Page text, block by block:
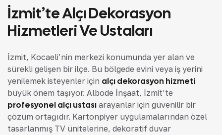
İzmit’te Alçı Dekorasyon
Hizmetleri Ve Ustaları
İzmit, Kocaeli’nin merkezi konumunda yer alan ve
sürekli gelişen bir ilçe. Bu bölgede evini veya iş yerini
yenilemek isteyenler için alçı dekorasyon hizmeti
büyük önem taşıyor. Albode İnşaat, İzmit’te
profesyonel alçı ustası arayanlar için güvenilir bir
çözüm ortağıdır. Kartonpiyer uygulamalarından özel
tasarlanmış TV ünitelerine, dekoratif duvar